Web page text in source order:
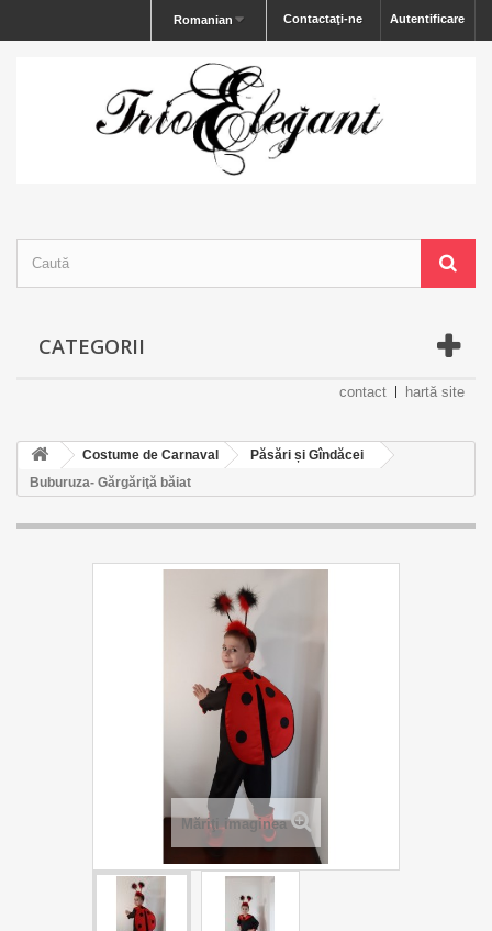
Autentificare
Contactaţi-ne
Romanian
CATEGORII
contact hartă site
Costume de Carnaval
Păsări și Gîndăcei
Buburuza- Gărgăriţă băiat
Măriţi imaginea